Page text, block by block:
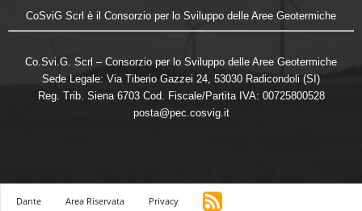
CoSviG Scrl è il Consorzio per lo Sviluppo delle Aree Geotermiche
Co.Svi.G. Scrl – Consorzio per lo Sviluppo delle Aree Geotermiche
Sede Legale: Via Tiberio Gazzei 24, 53030 Radicondoli (SI)
Reg. Trib. Siena 6703 Cod. Fiscale/Partita IVA: 00725800528
posta@pec.cosvig.it
Dante Area Riservata Privacy